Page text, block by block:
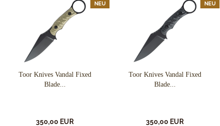
NEU
Toor Knives Vandal Fixed
Blade...
350,00 EUR
NEU
Toor Knives Vandal Fixed
Blade...
350,00 EUR